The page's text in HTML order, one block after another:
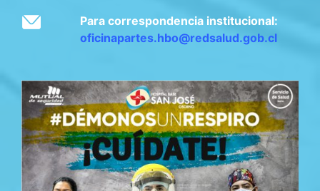
Para correspondencia institucional:
oficinapartes.hbo@redsalud.gob.cl